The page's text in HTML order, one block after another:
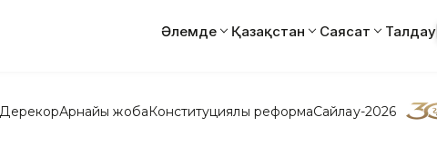
Әлемде Қазақстан Саясат Талдау
ДерекқорАрнайы жобаКонституциялық реформаСайлау-2026